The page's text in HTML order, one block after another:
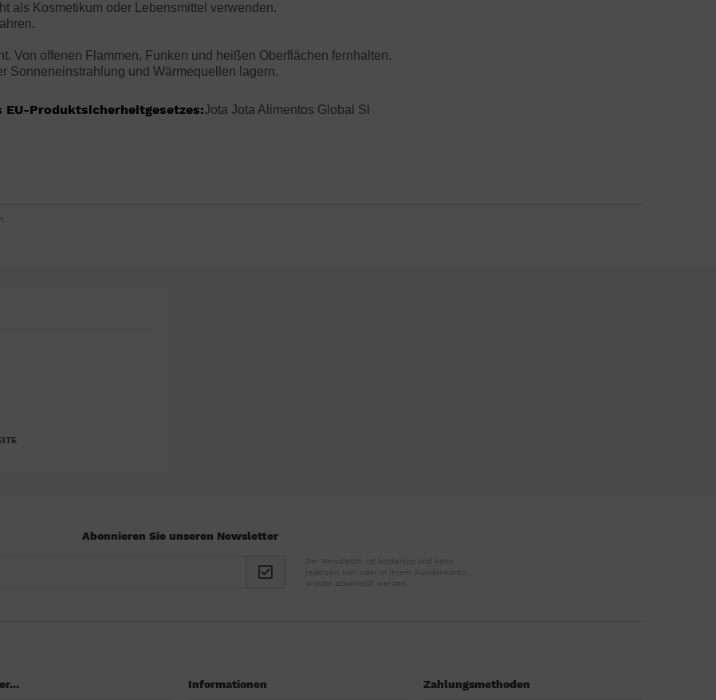
als Kosmetikum oder Lebensmittel verwenden.
Von offenen Flammen, Funken und heißen Oberflächen fernhalten.
Sonneneinstrahlung und Wärmequellen lagern.
Produktsicherheitgesetzes:Jota Jota Alimentos Global Sl
Abonnieren Sie unseren Newsletter
Der Newsletter ist kostenlos und kann
jederzeit hier oder in Ihrem Kundenkonto
wieder abbestellt werden.
Informationen Zahlungsmethoden